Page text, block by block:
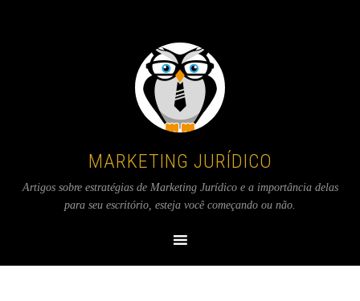
MARKETING JURÍDICO
Artigos sobre estratégias de Marketing Jurídico e a importância delas
para seu escritório, esteja você começando ou não.